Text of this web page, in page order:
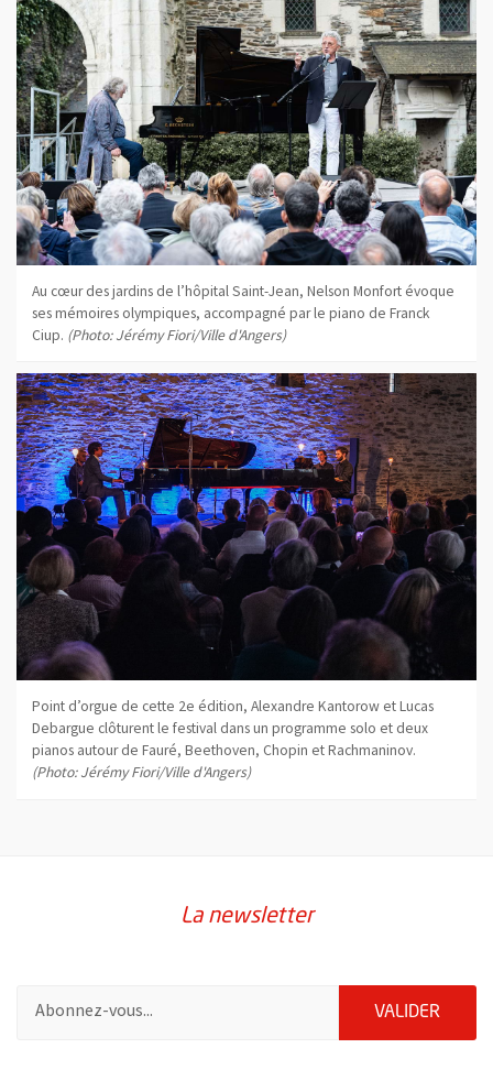
Au cœur des jardins de l’hôpital Saint-Jean, Nelson Monfort évoque
ses mémoires olympiques, accompagné par le piano de Franck
Ciup. (Photo: Jérémy Fiori/Ville d'Angers)
Point d’orgue de cette 2e édition, Alexandre Kantorow et Lucas
Debargue clôturent le festival dans un programme solo et deux
pianos autour de Fauré, Beethoven, Chopin et Rachmaninov.
(Photo: Jérémy Fiori/Ville d'Angers)
La newsletter
VALIDER